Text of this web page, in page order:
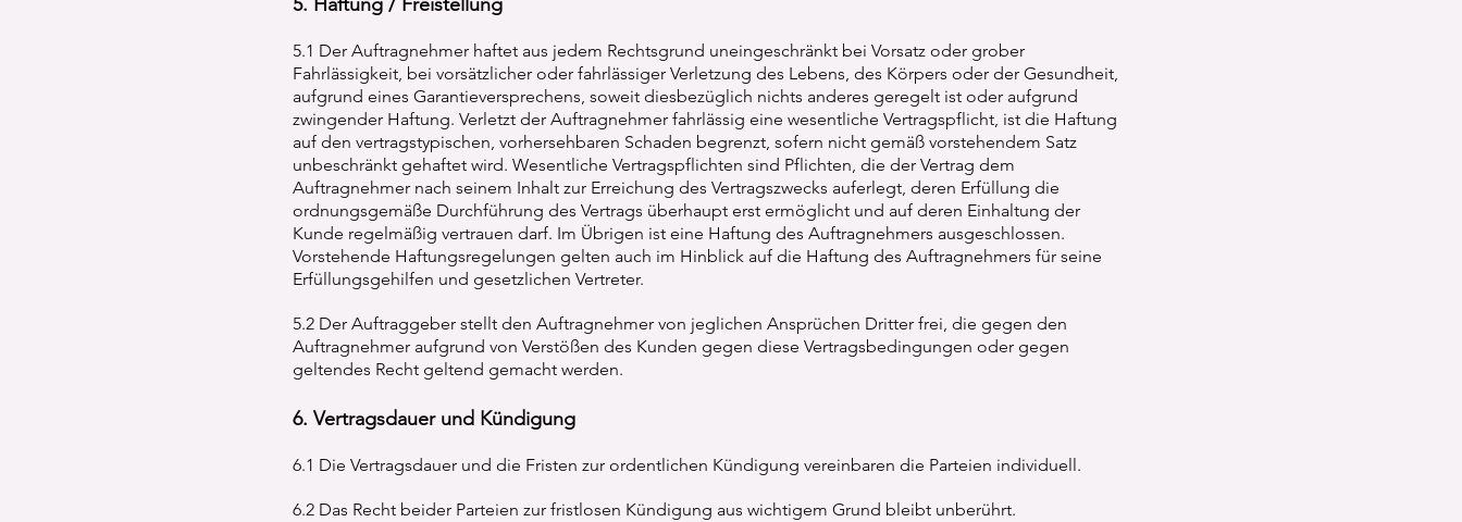
5. Haftung / Freistellung
5.1 Der Auftragnehmer haftet aus jedem Rechtsgrund uneingeschränkt bei Vorsatz oder grober
Fahrlässigkeit, bei vorsätzlicher oder fahrlässiger Verletzung des Lebens, des Körpers oder der Gesundheit,
aufgrund eines Garantieversprechens, soweit diesbezüglich nichts anderes geregelt ist oder aufgrund
zwingender Haftung. Verletzt der Auftragnehmer fahrlässig eine wesentliche Vertragspflicht, ist die Haftung
auf den vertragstypischen, vorhersehbaren Schaden begrenzt, sofern nicht gemäß vorstehendem Satz
unbeschränkt gehaftet wird. Wesentliche Vertragspflichten sind Pflichten, die der Vertrag dem
Auftragnehmer nach seinem Inhalt zur Erreichung des Vertragszwecks auferlegt, deren Erfüllung die
ordnungsgemäße Durchführung des Vertrags überhaupt erst ermöglicht und auf deren Einhaltung der
Kunde regelmäßig vertrauen darf. Im Übrigen ist eine Haftung des Auftragnehmers ausgeschlossen.
Vorstehende Haftungsregelungen gelten auch im Hinblick auf die Haftung des Auftragnehmers für seine
Erfüllungsgehilfen und gesetzlichen Vertreter.
5.2 Der Auftraggeber stellt den Auftragnehmer von jeglichen Ansprüchen Dritter frei, die gegen den
Auftragnehmer aufgrund von Verstößen des Kunden gegen diese Vertragsbedingungen oder gegen
geltendes Recht geltend gemacht werden.
6. Vertragsdauer und Kündigung
6.1 Die Vertragsdauer und die Fristen zur ordentlichen Kündigung vereinbaren die Parteien individuell.
6.2 Das Recht beider Parteien zur fristlosen Kündigung aus wichtigem Grund bleibt unberührt.